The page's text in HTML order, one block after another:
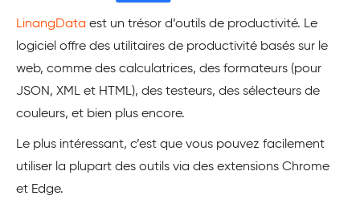
LinangData est un trésor d’outils de productivité. Le
logiciel offre des utilitaires de productivité basés sur le
web, comme des calculatrices, des formateurs (pour
JSON, XML et HTML), des testeurs, des sélecteurs de
couleurs, et bien plus encore.
Le plus intéressant, c’est que vous pouvez facilement
utiliser la plupart des outils via des extensions Chrome
et Edge.